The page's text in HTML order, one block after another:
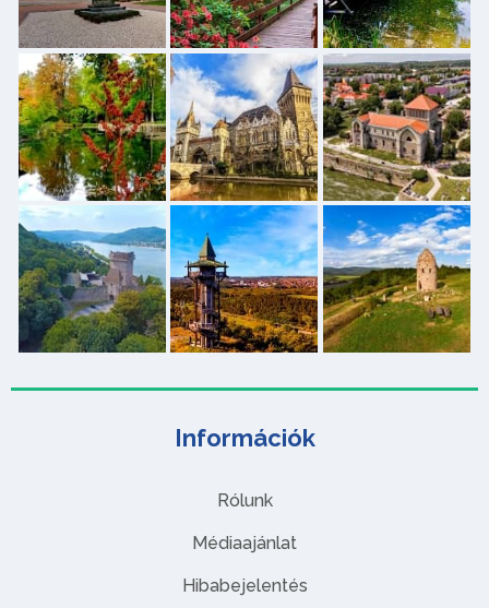
Információk
Rólunk
Médiaajánlat
Hibabejelentés